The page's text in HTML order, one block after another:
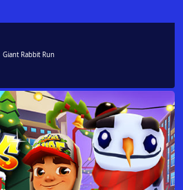
Giant Rabbit Run